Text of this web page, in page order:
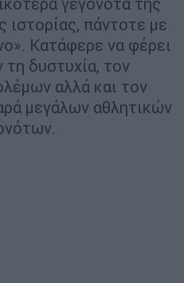
ιστορίας, πάντοτε με
Κατάφερε να φέρει
δυστυχία, τον
αλλά και τον
μεγάλων αθλητικών